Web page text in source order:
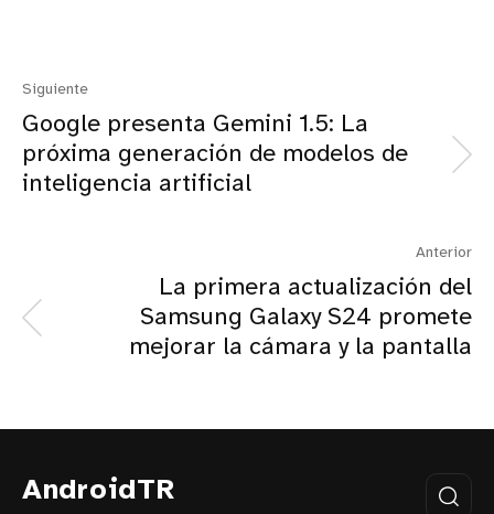
Siguiente
Google presenta Gemini 1.5: La
próxima generación de modelos de
inteligencia artificial
Anterior
La primera actualización del
Samsung Galaxy S24 promete
mejorar la cámara y la pantalla
AndroidTR